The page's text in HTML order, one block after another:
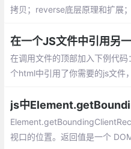
拷贝；reverse底层原理和扩展
在一个JS文件中引用另
在调用文件的顶部加入下例代
个html中引用了你需要的js文件
js中
视口的位置。返回值是一个